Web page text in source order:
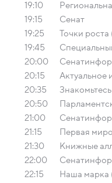
19:10
19:15
Сенат
19:25
Точки
19:45
20:00
20:15
Актуальное
20:35
20:50
21:00
21:15
Первая
21:30
Книжные
22:00
22:15
Наша марка